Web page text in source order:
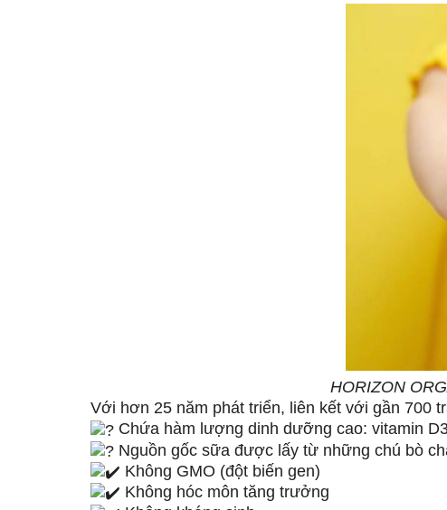
HORIZON
Với hơn 25 năm phát triển, liên kết với gần 700
Chứa hàm lượng dinh dưỡng cao: vitamin
Nguồn gốc sữa được lấy từ những chú bò
Không GMO (đột biến gen)
Không hóc môn tăng trưởng